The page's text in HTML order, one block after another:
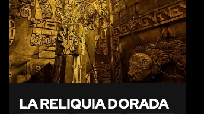
LA RELIQUIA DORADA